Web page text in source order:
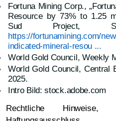
Fortuna Mining Corp.,
Resource by 73% to 1.25
Sud Project,
https://fortunamining.com/
indicated-mineral-resou ...
World Gold Council, Weekly
World Gold Council, Central
2025.
Intro Bild: stock.adobe.com
Rechtliche Hinweise,